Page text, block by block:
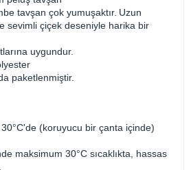
tavşan çok yumuşaktır. Uzun
sevimli çiçek deseniyle harika bir
uygundur.
paketlenmiştir.
(koruyucu bir çanta içinde)
maksimum 30°C sıcaklıkta, hassas